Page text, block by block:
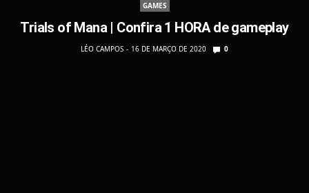
GAMES
Trials of Mana | Confira 1 HORA de gameplay
LÉO CAMPOS 16 DE MARÇO DE 2020 0